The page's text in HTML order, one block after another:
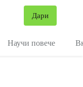
Дари
Научи повече